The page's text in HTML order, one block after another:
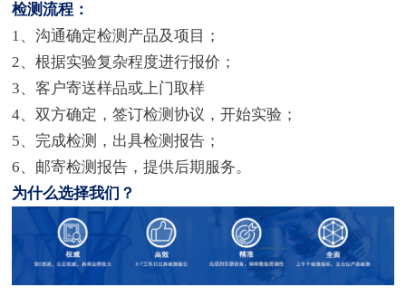
检测流程：
1、沟通确定检测产品及项目；
2、根据实验复杂程度进行报价；
3、客户寄送样品或上门取样
4、双方确定，签订检测协议，开始实验；
5、完成检测，出具检测报告；
6、邮寄检测报告，提供后期服务。
为什么选择我们？